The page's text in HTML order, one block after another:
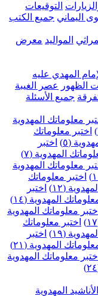
التوقيعات
اليماني جميع الكتب
المواليد معرض
المهدي عليه
الظهور
عصر الغيبة
جميع الأسئلة
معلوماتك المهدوية
اختبر معلوماتك
(٥)
اختبر
المهدوية (٧)
معلوماتك المهدوية
اختبر معلوماتك
(١٢)
اختبر
المهدوية (١٤)
اختبر معلوماتك المهدوية
اختبر معلوماتك
(١٩)
اختبر
المهدوية (٢١)
اختبر معلوماتك المهدوية
الأناشيد المهدوية